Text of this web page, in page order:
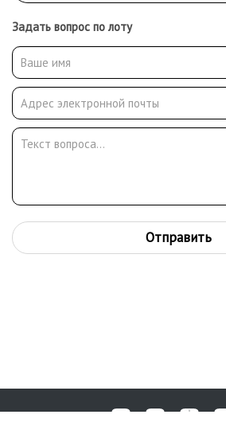
Задать вопрос по лоту
Отправить